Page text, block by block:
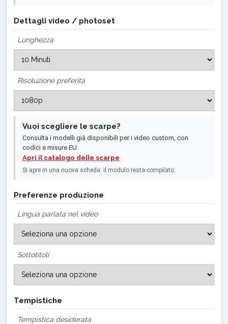
Dettagli video / photoset
Lunghezza
Risoluzione preferita
Vuoi scegliere le scarpe?
Consulta i modelli già disponibili per i video custom, con
codici e misure EU.
Apri il catalogo delle scarpe
Si apre in una nuova scheda: il modulo resta compilato.
Preferenze produzione
Lingua parlata nel video
Sottotitoli
Tempistiche
Tempistica desiderata